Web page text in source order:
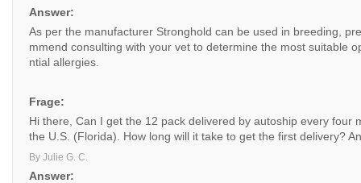
Answer:
As per the manufacturer Stronghold can be used in breeding,
mmend consulting with your vet to determine the most suitable
ntial allergies.
Frage:
Hi there, Can I get the 12 pack delivered by autoship every
the U.S. (Florida). How long will it take to get the first delivery?
By Julie G. C.
Answer: